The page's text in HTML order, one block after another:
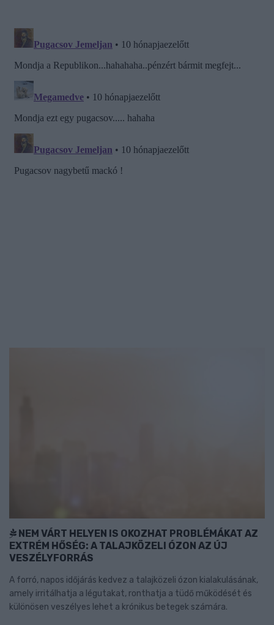
NEM VÁRT HELYEN IS OKOZHAT PROBLÉMÁKAT AZ
EXTRÉM HŐSÉG: A TALAJKÖZELI ÓZON AZ ÚJ
VESZÉLYFORRÁS
A forró, napos időjárás kedvez a talajközeli ózon kialakulásának,
amely irritálhatja a légutakat, ronthatja a tüdő működését és
különösen veszélyes lehet a krónikus betegek számára.